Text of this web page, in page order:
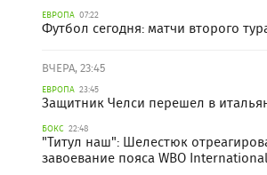
ЕВРОПА 07:22
Футбол сегодня: матчи второго
ВЧЕРА, 23:45
ЕВРОПА 23:45
Защитник Челси перешел в
БОКС 22:48
"Титул наш": Шелестюк
завоевание пояса WBO International